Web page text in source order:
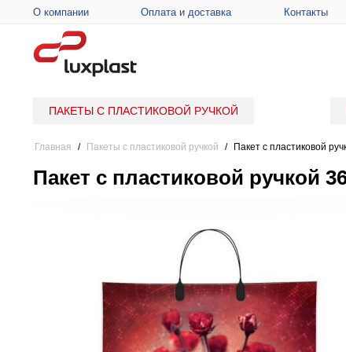
О компании Оплата и доставка Контакты
ПАКЕТЫ С ПЛАСТИКОВОЙ РУЧКОЙ
Главная / Пакеты с пластиковой ручкой /
Пакет с пластиковой
Пакет с пластиковой ручкой